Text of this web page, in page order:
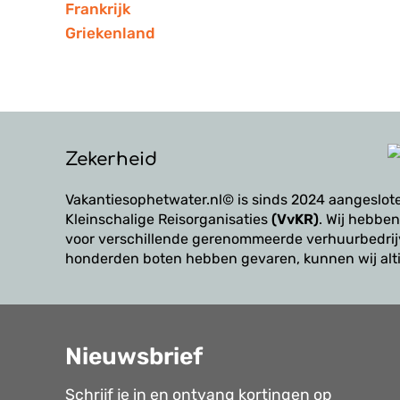
Frankrijk
Griekenland
Zekerheid
Vakantiesophetwater.nl© is sinds 2024
Kleinschalige Reisorganisaties (VvKR). Wij
voor verschillende gerenommeerde
honderden boten hebben gevaren, kunnen wij
Nieuwsbrief
Schrijf je in en ontvang kortingen op